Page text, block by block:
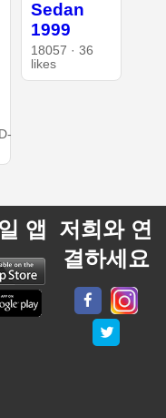
Sedan
1999
18057 · 36
likes
앱 저희와 연
결하세요